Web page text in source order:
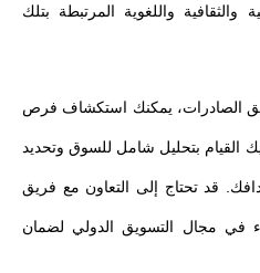
والثقافية واللغوية المرتبطة بتلك
الصادرات، يمكنك استكشاف فرص
القيام بتحليل شامل للسوق وتحديد
قد تحتاج إلى التعاون مع فريق
في مجال التسويق الدولي لضمان